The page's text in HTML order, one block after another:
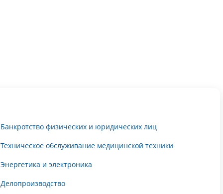
Банкротство физических и юридических лиц
Техническое обслуживание медицинской техники
Энергетика и электроника
Делопроизводство